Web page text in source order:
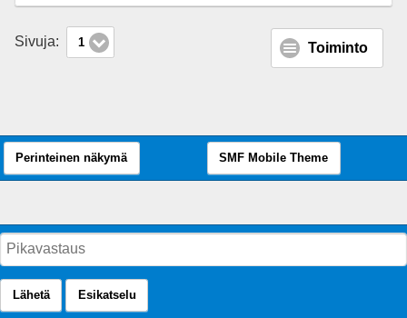
Sivuja: 1 Toiminto
Lähetä Esikatselu
Perinteinen näkymä SMF Mobile Theme